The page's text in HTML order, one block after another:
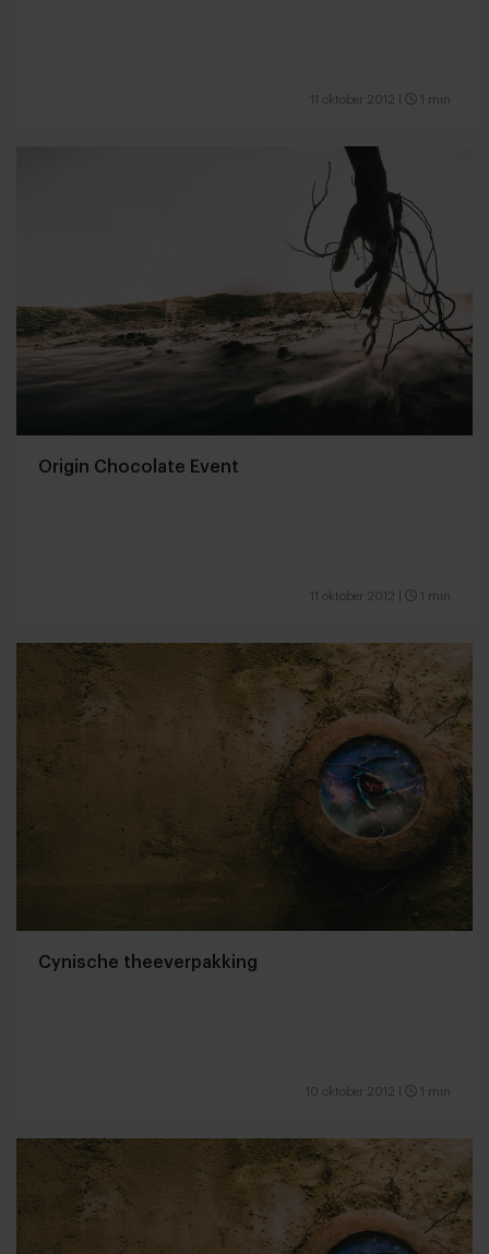
11 oktober 2012 1 min
Origin Chocolate Event
11 oktober 2012 1 min
Cynische theeverpakking
10 oktober 2012 1 min